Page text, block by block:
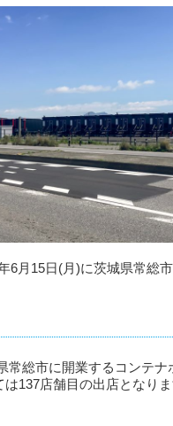
6月15日(月)に茨城県常総市
常総市に開業するコンテナ
137店舗目の出店となりま